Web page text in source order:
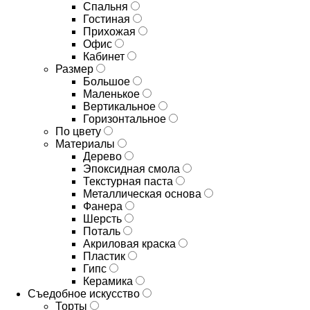
Спальня
Гостиная
Прихожая
Офис
Кабинет
Размер
Большое
Маленькое
Вертикальное
Горизонтальное
По цвету
Материалы
Дерево
Эпоксидная смола
Текстурная паста
Металлическая основа
Фанера
Шерсть
Поталь
Акриловая краска
Пластик
Гипс
Керамика
Съедобное искусство
Торты